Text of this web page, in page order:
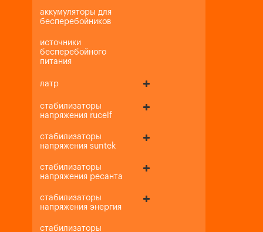
аккумуляторы для
бесперебойников
источники
бесперебойного
питания
латр
стабилизаторы
напряжения rucelf
стабилизаторы
напряжения suntek
стабилизаторы
напряжения ресанта
стабилизаторы
напряжения энергия
стабилизаторы